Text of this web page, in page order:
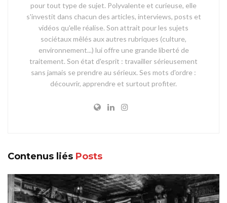
pour tout type de sujet. Polyvalente et curieuse, elle
s'investit dans chacun des articles, interviews, posts et
vidéos qu'elle réalise. Son attrait pour les sujets
sociétaux mêlés aux autres rubriques (culture,
environnement...) lui offre une grande liberté de
traitement. Son état d'esprit : travailler sérieusement
sans jamais se prendre au sérieux. Ses mots d'ordre :
découvrir, apprendre et surtout profiter.
Contenus liés Posts